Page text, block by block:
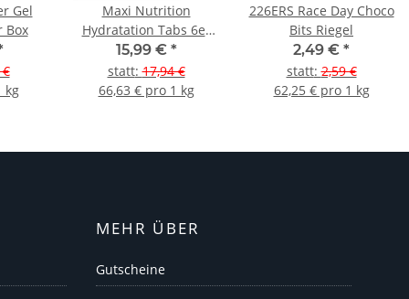
Gel
Box
kg
Maxi Nutrition
Hydratation Tabs 6er
Pack
15,99 € *
statt:17,94 €
66,63 € pro 1 kg
226ERS Race Day Choco
Bits Riegel
2,49 € *
statt:2,59 €
62,25 € pro 1 kg
MEHR ÜBER
Gutscheine